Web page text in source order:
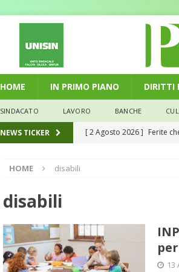
HOME IN PRIMO PIANO DIRITTI
SINDACATO LAVORO BANCHE
NEWS TICKER [ 2 Agosto 2026 ] Ferite
debiti sono più leggeri
[ 26 Luglio 2026 ]
Il
HOME disabili
disabili
13